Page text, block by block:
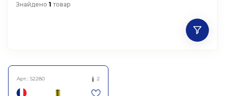
Знайдено 1 товар
Арт.: S2280 2